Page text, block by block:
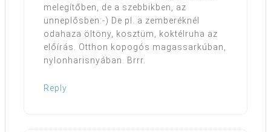
melegítőben, de a szebbikben, az
ünneplősben:-) De pl. a zemberéknél
odahaza öltöny, kosztüm, koktélruha az
előírás. Otthon kopogós magassarkúban,
nylonharisnyában. Brrr.
Reply